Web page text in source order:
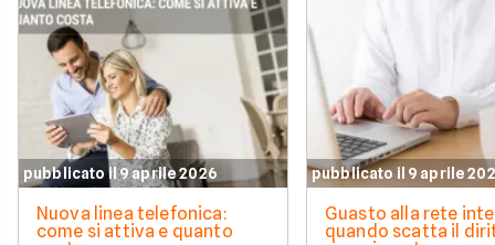
pubblicato il 9 aprile 2026
Nuova linea telefonica:
come si attiva e quanto
pubblicato il 9 aprile
Guasto alla rete
quando scatta il